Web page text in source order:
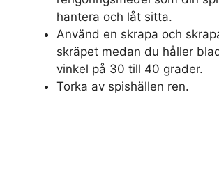
hantera och låt sitta.
Använd en skrapa och
skräpet medan du håller
vinkel på 30 till 40 grader.
Torka av spishällen ren.